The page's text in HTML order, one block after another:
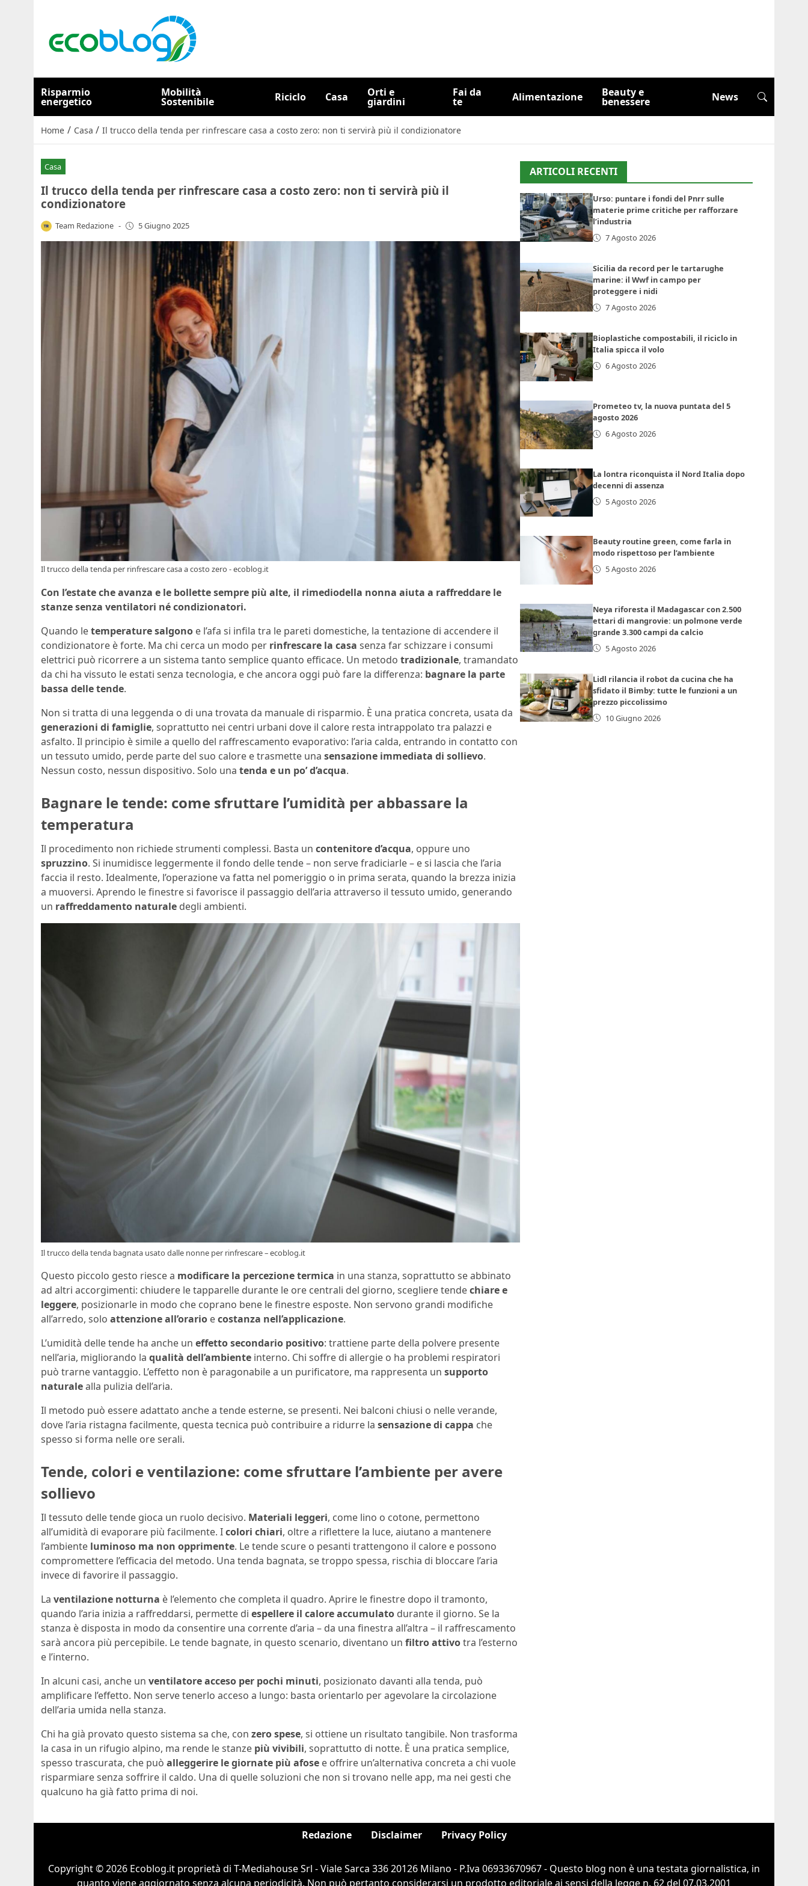
Risparmio
energetico
Mobilità
Sostenibile Riciclo Casa Orti e
giardini
Fai da
te Alimentazione Beauty e
benessere News
Home / Casa / Il trucco della tenda per rinfrescare casa a costo zero: non ti servirà più il condizionatore
Casa
Il trucco della tenda per rinfrescare casa a costo zero: non ti servirà più il
condizionatore
Team Redazione - 5 Giugno 2025
Il trucco della tenda per rinfrescare casa a costo zero - ecoblog.it
Con l’estate che avanza e le bollette sempre più alte, il rimediodella nonna aiuta a raffreddare le
stanze senza ventilatori né condizionatori.
Quando letemperature salgono e l’afa si infila tra le pareti domestiche, la tentazione di accendere il
condizionatore è forte. Ma chi cerca un modo per rinfrescare la casa senza far schizzare i consumi
elettrici può ricorrere a un sistema tanto semplice quanto efficace. Un metodo tradizionale, tramandato
da chi ha vissuto le estati senza tecnologia, e che ancora oggi può fare la differenza: bagnare la parte
bassa delle tende.
Non si tratta di una leggenda o di una trovata da manuale di risparmio. È una pratica concreta, usata da
generazioni di famiglie, soprattutto nei centri urbani dove il calore resta intrappolato tra palazzi e
asfalto. Il principio è simile a quello del raffrescamento evaporativo: l’aria calda, entrando in contatto con
un tessuto umido, perde parte del suo calore e trasmette una sensazione immediata di sollievo.
Nessun costo, nessun dispositivo. Solo una tenda e un po’ d’acqua.
Bagnare le tende: come sfruttare l’umidità per abbassare la
temperatura
Il procedimento non richiede strumenti complessi. Basta un contenitore d’acqua, oppure uno
spruzzino. Si inumidisce leggermente il fondo delle tende – non serve fradiciarle – e si lascia che l’aria
faccia il resto. Idealmente, l’operazione va fatta nel pomeriggio o in prima serata, quando la brezza inizia
a muoversi. Aprendo le finestre si favorisce il passaggio dell’aria attraverso il tessuto umido, generando
un raffreddamento naturale degli ambienti.
Il trucco della tenda bagnata usato dalle nonne per rinfrescare – ecoblog.it
Questo piccolo gesto riesce a modificare la percezione termica in una stanza, soprattutto se abbinato
ad altri accorgimenti: chiudere le tapparelle durante le ore centrali del giorno, scegliere tendechiare e
leggere, posizionarle in modo che coprano bene le finestre esposte. Non servono grandi modifiche
all’arredo, solo attenzione all’orario ecostanza nell’applicazione.
L’umidità delle tende ha anche un effetto secondario positivo: trattiene parte della polvere presente
nell’aria, migliorando la qualità dell’ambiente interno. Chi soffre di allergie o ha problemi respiratori
può trarne vantaggio. L’effetto non è paragonabile a un purificatore, ma rappresenta un supporto
naturalealla pulizia dell’aria.
Il metodo può essere adattato anche a tende esterne, se presenti. Nei balconi chiusi o nelle verande,
dove l’aria ristagna facilmente, questa tecnica può contribuire a ridurre la sensazione di cappa che
spesso si forma nelle ore serali.
Tende, colori e ventilazione: come sfruttare l’ambiente per avere
sollievo
Il tessuto delle tende gioca un ruolo decisivo. Materiali leggeri, come lino o cotone, permettono
all’umidità di evaporare più facilmente. Icolori chiari, oltre a riflettere la luce, aiutano a mantenere
l’ambiente luminoso ma non opprimente. Le tende scure o pesanti trattengono il calore e possono
compromettere l’efficacia del metodo. Una tenda bagnata, se troppo spessa, rischia di bloccare l’aria
invece di favorire il passaggio.
La ventilazione notturna è l’elemento che completa il quadro. Aprire le finestre dopo il tramonto,
quando l’aria inizia a raffreddarsi, permette di espellere il calore accumulato durante il giorno. Se la
stanza è disposta in modo da consentire una corrente d’aria – da una finestra all’altra – il raffrescamento
sarà ancora più percepibile. Le tende bagnate, in questo scenario, diventano un filtro attivotra l’esterno
e l’interno.
In alcuni casi, anche un ventilatore acceso per pochi minuti, posizionato davanti alla tenda, può
amplificare l’effetto. Non serve tenerlo acceso a lungo: basta orientarlo per agevolare la circolazione
dell’aria umida nella stanza.
Chi ha già provato questo sistema sa che, con zero spese, si ottiene un risultato tangibile. Non trasforma
la casa in un rifugio alpino, ma rende le stanze più vivibili, soprattutto di notte. È una pratica semplice,
spesso trascurata, che può alleggerire le giornate più afose e offrire un’alternativa concreta a chi vuole
risparmiare senza soffrire il caldo. Una di quelle soluzioni che non si trovano nelle app, ma nei gesti che
qualcuno ha già fatto prima di noi.
ARTICOLI RECENTI
Urso: puntare i fondi del Pnrr sulle
materie prime critiche per rafforzare
l’industria
7 Agosto 2026
Sicilia da record per le tartarughe
marine: il Wwf in campo per
proteggere i nidi
7 Agosto 2026
Bioplastiche compostabili, il riciclo in
Italia spicca il volo
6 Agosto 2026
Prometeo tv, la nuova puntata del 5
agosto 2026
6 Agosto 2026
La lontra riconquista il Nord Italia dopo
decenni di assenza
5 Agosto 2026
Beauty routine green, come farla in
modo rispettoso per l’ambiente
5 Agosto 2026
Neya riforesta il Madagascar con 2.500
ettari di mangrovie: un polmone verde
grande 3.300 campi da calcio
5 Agosto 2026
Lidl rilancia il robot da cucina che ha
sfidato il Bimby: tutte le funzioni a un
prezzo piccolissimo
10 Giugno 2026
Redazione Disclaimer Privacy Policy
Copyright © 2026 Ecoblog.it proprietà di T-Mediahouse Srl - Viale Sarca 336 20126 Milano - P.Iva 06933670967 - Questo blog non è una testata giornalistica, in
quanto viene aggiornato senza alcuna periodicità. Non può pertanto considerarsi un prodotto editoriale ai sensi della legge n. 62 del 07.03.2001